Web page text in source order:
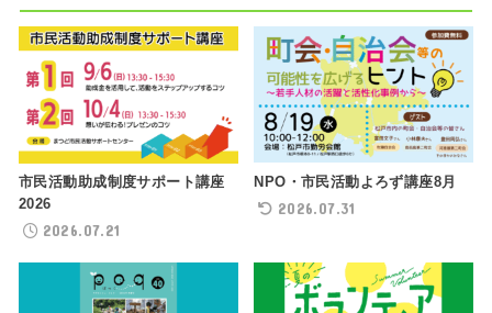
市民活動助成制度サポート講座
2026
2026.07.21
NPO・市民活動よろず講座8月
2026.07.31